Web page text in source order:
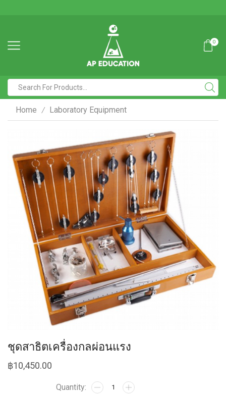
0
Home / Laboratory Equipment
ชุดสาธิตเครื่องกลผ่อนแรง
฿10,450.00